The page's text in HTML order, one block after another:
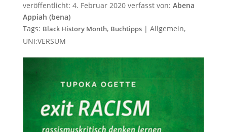
veröffentlicht: 4. Februar 2020verfasst von: Abena
Appiah (bena)
Tags: Black History Month, Buchtipps| Allgemein,
UNI:VERSUM